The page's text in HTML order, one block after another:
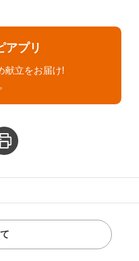
アプリ
献立をお届け!